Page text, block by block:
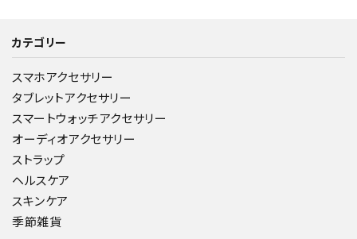
カテゴリー
スマホアクセサリー
タブレットアクセサリー
スマートウォッチアクセサリー
オーディオアクセサリー
ストラップ
ヘルスケア
スキンケア
季節雑貨